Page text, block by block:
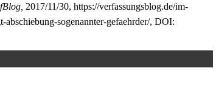
2017/11/30, https://verfassungsblog.de/im-
sogenannter-gefaehrder/, DOI: